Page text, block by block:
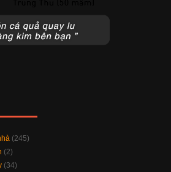
(245)
(2)
(34)